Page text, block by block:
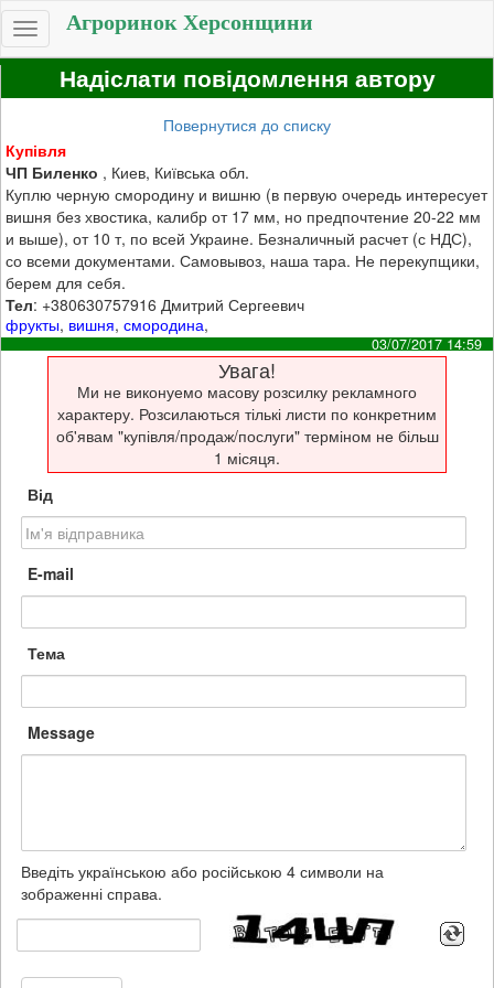
Toggle
navigation
Агроринок Херсонщини
Надіслати повідомлення автору
Повернутися до списку
Купівля
ЧП Биленко , Киев, Київська обл.
Куплю черную смородину и вишню (в первую очередь интересует
вишня без хвостика, калибр от 17 мм, но предпочтение 20-22 мм
и выше), от 10 т, по всей Украине. Безналичный расчет (с НДС),
со всеми документами. Самовывоз, наша тара. Не перекупщики,
берем для себя.
Тел: +380630757916 Дмитрий Сергеевич
фрукты, вишня,смородина,
03/07/2017 14:59
Увага!
Ми не виконуемо масову розсилку рекламного
характеру. Розсилаються тількі листи по конкретним
об'явам "купівля/продаж/послуги" терміном не більш
1 місяця.
Від
E-mail
Тема
Message
Введіть українською або російською 4 символи на
зображенні справа.